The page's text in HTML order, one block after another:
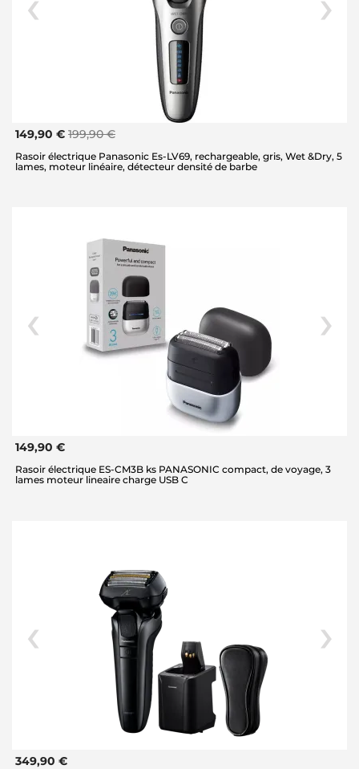
149,90 € 199,90 €
Rasoir électrique Panasonic Es-LV69, rechargeable, gris, Wet &Dry, 5
lames, moteur linéaire, détecteur densité de barbe
149,90 €
Rasoir électrique ES-CM3B ks PANASONIC compact, de voyage, 3
lames moteur lineaire charge USB C
349,90 €